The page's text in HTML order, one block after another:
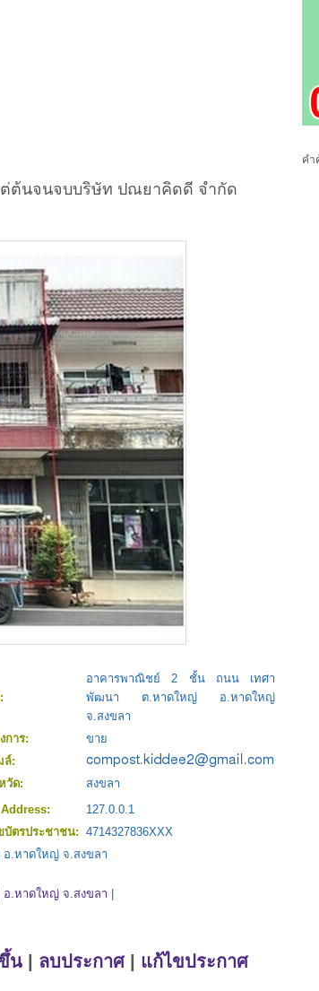
ต่ต้นจนจบบริษัท ปณยาคิดดี จำกัด
อาคารพาณิชย์ 2 ชั้น ถนน เทศา
พัฒนา ต.หาดใหญ่ อ.หาดใหญ่
จ.สงขลา
การ:
ขาย
ล์:
วัด:
สงขลา
Address:
127.0.0.1
บัตรประชาชน:
4714327836XXX
.หาดใหญ่ จ.สงขลา
.หาดใหญ่ จ.สงขลา
น ลบประกาศ| แก้ไขประกาศ
คำ